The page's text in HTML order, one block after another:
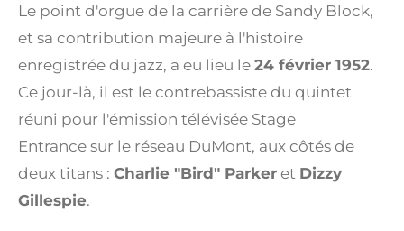
Le point d'orgue de la carrière de Sandy Block,
et sa contribution majeure à l'histoire
enregistrée du jazz, a eu lieu le 24 février 1952.
Ce jour-là, il est le contrebassiste du quintet
réuni pour l'émission télévisée Stage
Entrance sur le réseau DuMont, aux côtés de
deux titans : Charlie "Bird" Parker et Dizzy
Gillespie.